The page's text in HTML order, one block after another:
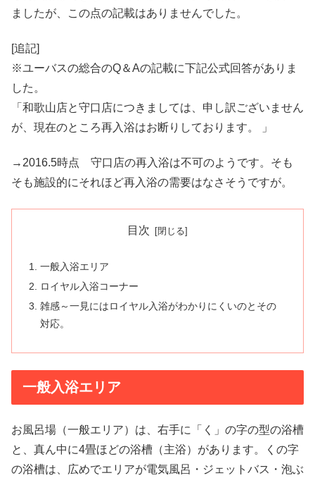
ましたが、この点の記載はありませんでした。
[追記]
※ユーバスの総合のQ＆Aの記載に下記公式回答がありま
した。
「和歌山店と守口店につきましては、申し訳ございません
が、現在のところ再入浴はお断りしております。 」
→2016.5時点 守口店の再入浴は不可のようです。そも
そも施設的にそれほど再入浴の需要はなさそうですが。
目次
一般入浴エリア
ロイヤル入浴コーナー
雑感～一見にはロイヤル入浴がわかりにくいのとその
対応。
一般入浴エリア
お風呂場（一般エリア）は、右手に「く」の字の型の浴槽
と、真ん中に4畳ほどの浴槽（主浴）があります。くの字
の浴槽は、広めでエリアが電気風呂・ジェットバス・泡ぶ